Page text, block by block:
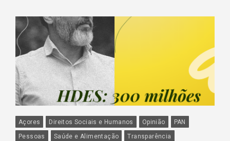
Açores Direitos Sociais e Humanos Opinião
PAN
Pessoas
Saúde e Alimentação Transparência